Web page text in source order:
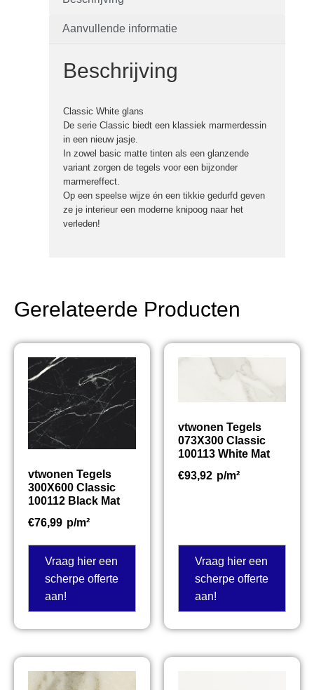
Aanvullende informatie
Beschrijving
Classic White glans
De serie Classic biedt een klassiek marmerdessin
in een nieuw jasje.
In zowel basic matte tinten als een glanzende
variant zorgen de tegels voor een bijzonder
marmereffect.
Op een speelse wijze én een tikkie gedurfd geven
ze je interieur een moderne knipoog naar het
verleden!
Gerelateerde Producten
vtwonen Tegels
300X600 Classic
100112 Black Mat
€76,99 p/m²
Vraag hier een
scherpe offerte
aan!
vtwonen Tegels
073X300 Classic
100113 White Mat
€93,92 p/m²
Vraag hier een
scherpe offerte
aan!